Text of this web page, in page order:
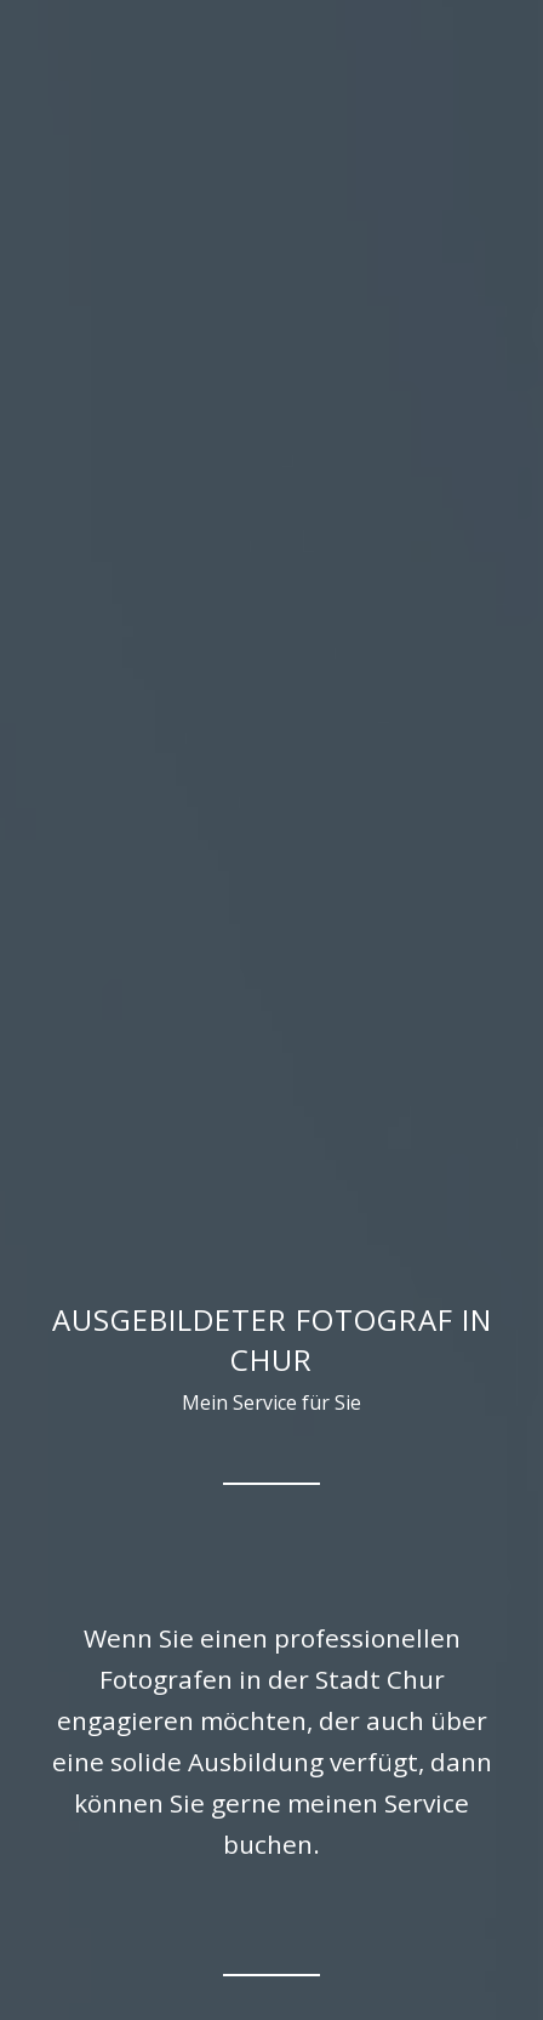
AUSGEBILDETER FOTOGRAF IN
CHUR
Mein Service für Sie
Wenn Sie einen professionellen
Fotografen in der Stadt Chur
engagieren möchten, der auch über
eine solide Ausbildung verfügt, dann
können Sie gerne meinen Service
buchen.